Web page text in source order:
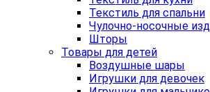
Текстиль для спальни
Чулочно-носочные
Шторы
Товары для детей
Воздушные шары
Игрушки для девочек